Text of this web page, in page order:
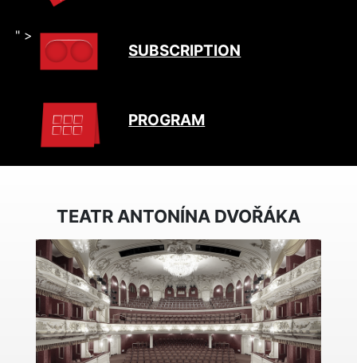
" >
SUBSCRIPTION
PROGRAM
TEATR ANTONÍNA DVOŘÁKA